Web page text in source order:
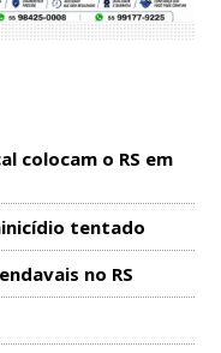
colocam o RS em
tentado
no RS